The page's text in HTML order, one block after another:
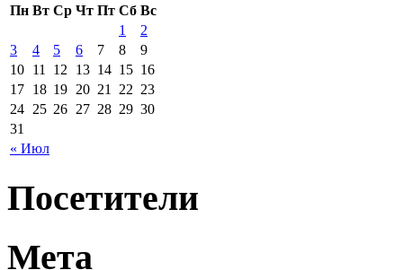
Пн Вт Ср Чт Пт Сб Вс
« Июл
1
2
3
4 5 6 7 8
9
10 11 12 13 14 15 16
17 18 19 20 21 22 23
24 25 26 27 28 29 30
31
Посетители
Мета